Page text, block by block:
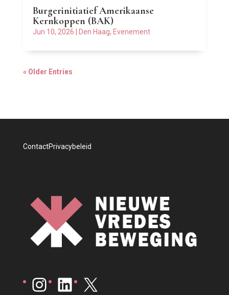
Burgerinitiatief Amerikaanse
Kernkoppen (BAK)
Jun 10, 2026 Den Haag, Evenement
« Older Entries
ContactPrivacybeleid
Instagram
LinkedIn
X